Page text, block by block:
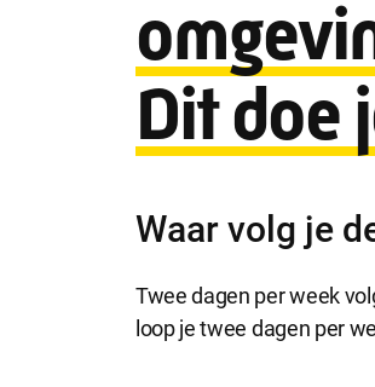
Dit doe
Waar volg je
Twee dagen per week
loop je twee dagen per